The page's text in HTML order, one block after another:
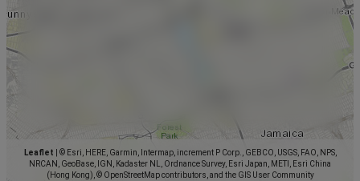
Leaflet
© Esri, HERE, Garmin, Intermap, increment P Corp., GEBCO, USGS, FAO, NPS,
NRCAN, GeoBase, IGN, Kadaster NL, Ordnance Survey, Esri Japan, METI, Esri China
(Hong Kong), © OpenStreetMap contributors, and the GIS User Community